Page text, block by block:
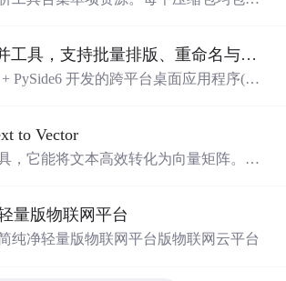
、运行说明、功能清单、MIT License
Node.js 18+ 可直接运行，零第三方运行
发票PDF合并工具，支持批量排版、重命名与查重（源码附安装部署教程）
PySide6 开发的跨平台桌面应用程序(支
构 前端框架: PySide6 (Qt 跨平台 GUI 框
(fitz) 编程语言: Python 3 打包工具:
局 双模式处理：普通模式（保留PDF矢
章）、图像模式（高精度图片转换） 打
表顺序、开票日期、开票金额三种方式
to Vector
，它能将文本高效转化为向量矩阵。该
量版物联网平台
纯净轻量版物联网平台版物联网云平台